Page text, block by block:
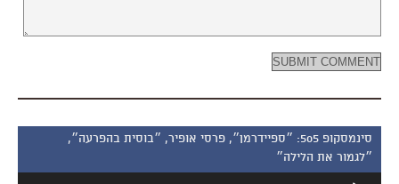
סינמסקופ 505: ״ספיידרמן״, פרסי אופיר, ״בוסית בהפרעה״,
״לגמור את הלילה״